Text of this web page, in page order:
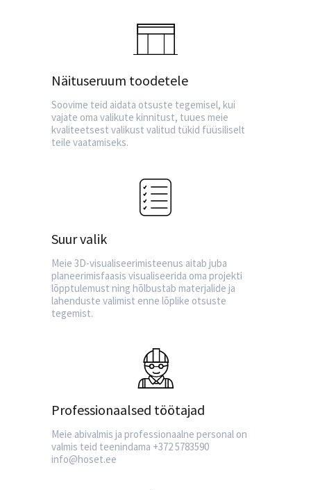
Näituseruum toodetele
Soovime teid aidata otsuste tegemisel, kui
vajate oma valikute kinnitust, tuues meie
kvaliteetsest valikust valitud tükid füüsiliselt
teile vaatamiseks.
Suur valik
Meie 3D-visualiseerimisteenus aitab juba
planeerimisfaasis visualiseerida oma projekti
lõpptulemust ning hõlbustab materjalide ja
lahenduste valimist enne lõplike otsuste
tegemist.
Professionaalsed töötajad
Meie abivalmis ja professionaalne personal on
valmis teid teenindama +372 5783590
info@hoset.ee